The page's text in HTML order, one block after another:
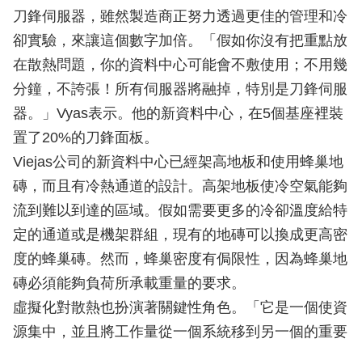
刀鋒伺服器，雖然製造商正努力透過更佳的管理和冷
卻實驗，來讓這個數字加倍。「假如你沒有把重點放
在散熱問題，你的資料中心可能會不敷使用；不用幾
分鐘，不誇張！所有伺服器將融掉，特別是刀鋒伺服
器。」Vyas表示。他的新資料中心，在5個基座裡裝
置了20%的刀鋒面板。
Viejas公司的新資料中心已經架高地板和使用蜂巢地
磚，而且有冷熱通道的設計。高架地板使冷空氣能夠
流到難以到達的區域。假如需要更多的冷卻溫度給特
定的通道或是機架群組，現有的地磚可以換成更高密
度的蜂巢磚。然而，蜂巢密度有侷限性，因為蜂巢地
磚必須能夠負荷所承載重量的要求。
虛擬化對散熱也扮演著關鍵性角色。「它是一個使資
源集中，並且將工作量從一個系統移到另一個的重要